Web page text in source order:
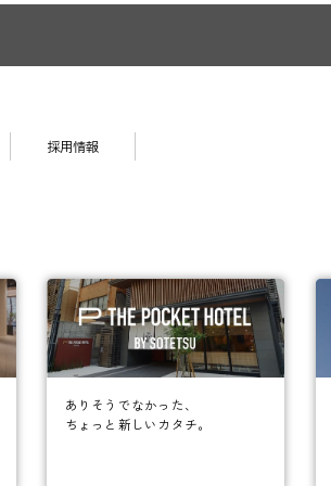
採用情報
ありそうでなかった、
ちょっと新しいカタチ。